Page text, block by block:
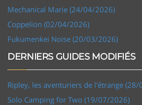
Mechanical Marie (24/04/2026)
Coppelion (02/04/2026)
Fukumenkei Noise (20/03/2026)
DERNIERS GUIDES MODIFIÉS
Ripley, les aventuriers de l'étrange
Solo Camping for Two (19/07/2026)